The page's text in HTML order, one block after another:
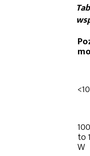
to
W